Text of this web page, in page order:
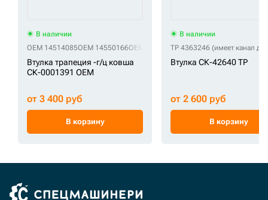
В наличии
OEM 14514085OEM 14550166OEM 14880981 OEM BU-166OEM JBV0568
Втулка трапеция -г/ц ковша
СК-0001391 OEM
от 3 400 руб
В корзину
В наличии
TP 4363246 (имеет канал
Втулка СК-42640 TP
от 2 600 руб
В корзину